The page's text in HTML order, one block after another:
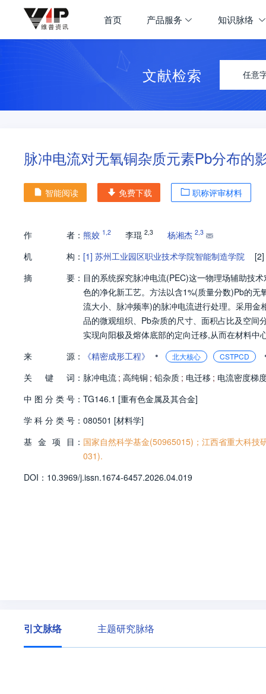
首页 产品服务 知识脉络
文献检索 任意
脉冲电流对无氧铜杂质元素Pb分布的
智能阅读 免费下载 职称评审材料
作 者： 熊姣 1 ,2 李琨 2,3 杨湘杰 2,3
机 构： [1] 苏州工业园区职业技术学院智能制造学院
[2]
摘
要： 目的系统探究脉冲电流(PEC)这一物理场辅助技
色的净化新工艺。方法以含1%(质量分数)Pb的
流大小、脉冲频率)的脉冲电流进行处理。采用
品的微观组织、Pb杂质的尺寸、面积占比及空间
实现向阳极及熔体底部的定向迁移,从而在材料
的1/4、脉冲电流为150 A、脉冲频率为1500 Hz
电迁移力引发的电迁移效应与由电流密度梯度
发熔体无序对流,反而导致净化效率下降。结论
氧铜的绿色制备提供了理论依据与实践指导。
来 源： 《精密成形工程》 • 北大核心 CSTPCD
关 键 词： 脉冲电流 ; 高纯铜 ; 铅杂质 ; 电迁移 ; 电流密度梯
中 图 分 类 号： TG146.1 [重有色金属及其合金]
学 科 分 类 号： 080501 [材料学]
基 金 项 目： 国家自然科学基金(50965015)；江西省重大科
031).
DOI： 10.3969/j.issn.1674-6457.2026.04.019
引文脉络 主题研究脉络